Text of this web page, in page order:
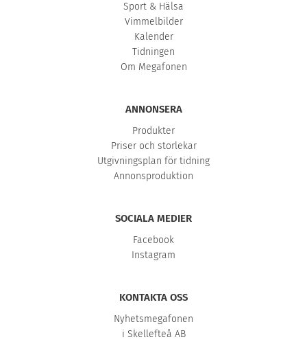
Sport & Hälsa
Vimmelbilder
Kalender
Tidningen
Om Megafonen
ANNONSERA
Produkter
Priser och storlekar
Utgivningsplan för tidning
Annonsproduktion
SOCIALA MEDIER
Facebook
Instagram
KONTAKTA OSS
Nyhetsmegafonen
i Skellefteå AB